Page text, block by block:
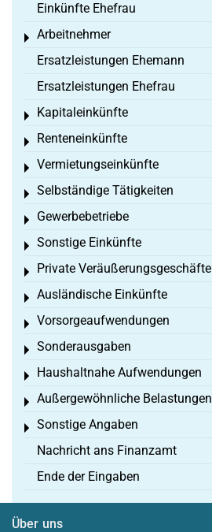
Einkünfte Ehefrau
Arbeitnehmer
Toggle menu
Ersatzleistungen Ehemann
Ersatzleistungen Ehefrau
Kapitaleinkünfte
Toggle menu
Renteneinkünfte
Toggle menu
Vermietungseinkünfte
Toggle menu
Selbständige Tätigkeiten
Toggle menu
Gewerbebetriebe
Toggle menu
Sonstige Einkünfte
Toggle menu
Private Veräußerungsgeschäfte
Toggle menu
Ausländische Einkünfte
Toggle menu
Vorsorgeaufwendungen
Toggle menu
Sonderausgaben
Toggle menu
Haushaltnahe Aufwendungen
Toggle menu
Außergewöhnliche Belastungen
Toggle menu
Sonstige Angaben
Toggle menu
Nachricht ans Finanzamt
Ende der Eingaben
Über uns